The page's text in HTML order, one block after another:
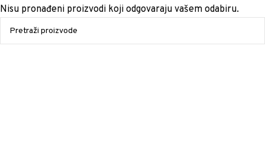
Nisu pronađeni proizvodi koji odgovaraju vašem odabiru.